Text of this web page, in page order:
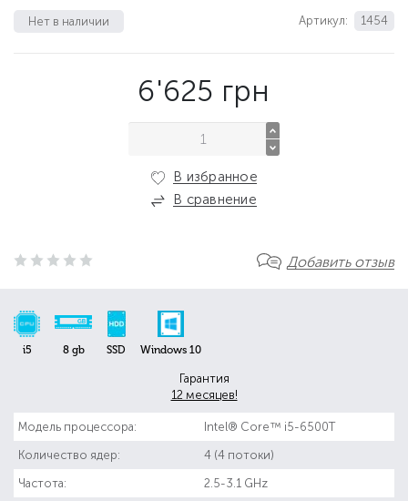
Добавить отзыв
i5 8 gb SSD Windows 10
Гарантия
12 месяцев!
Модель процессора: Intel® Core™ i5-6500T
Количество ядер: 4 (4 потоки)
Частота: 2.5-3.1 GHz
Артикул: 1454
Нет в наличии
6'625 грн
В избранное
В сравнение